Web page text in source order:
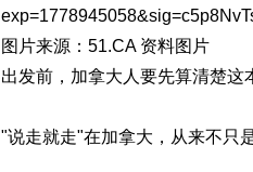
图片来源：51.CA 资料图片
出发前，加拿大人要先算清楚这
"说走就走"在加拿大，从来不只